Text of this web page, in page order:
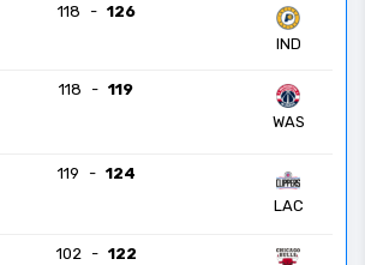
118 - 126
IND
118 - 119
WAS
119 - 124
LAC
102 - 122